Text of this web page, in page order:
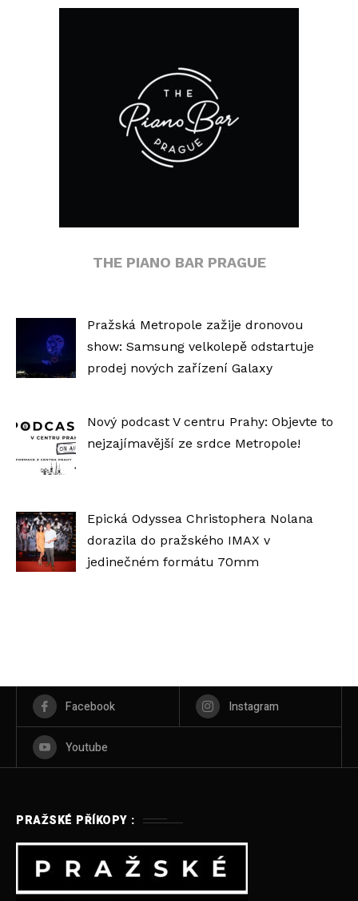
THE PIANO BAR PRAGUE
Pražská Metropole zažije dronovou
show: Samsung velkolepě odstartuje
prodej nových zařízení Galaxy
Nový podcast V centru Prahy: Objevte to
nejzajímavější ze srdce Metropole!
Epická Odyssea Christophera Nolana
dorazila do pražského IMAX v
jedinečném formátu 70mm
Facebook Instagram
Youtube
PRAŽSKÉ PŘÍKOPY :